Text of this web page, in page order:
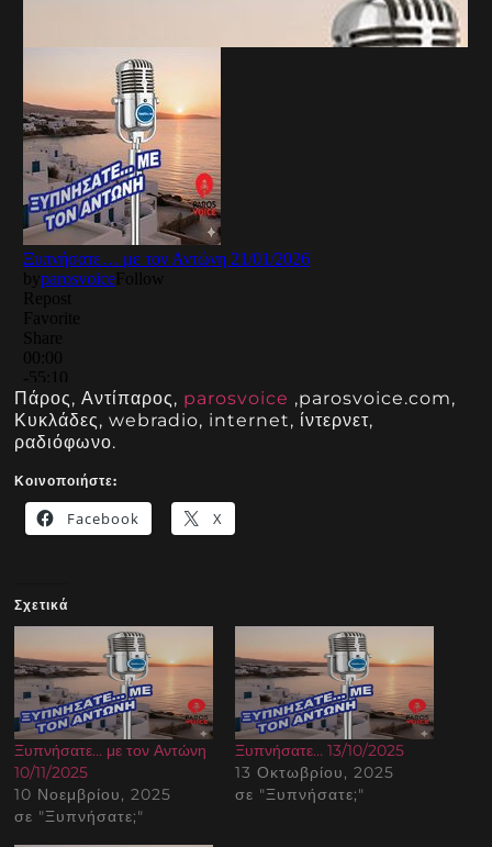
Πάρος, Αντίπαρος, parosvoice ,parosvoice.com,
Κυκλάδες, webradio, internet, ίντερνετ,
ραδιόφωνο.
Κοινοποιήστε:
Facebook X
Σχετικά
Ξυπνήσατε… με τον Αντώνη
10/11/2025
10 Νοεμβρίου, 2025
σε "Ξυπνήσατε;"
Ξυπνήσατε… 13/10/2025
13 Οκτωβρίου, 2025
σε "Ξυπνήσατε;"